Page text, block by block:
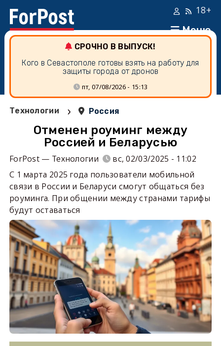
Меню
18+
СРОЧНО В ВЫПУСК!
Кого в Севастополе готовы взять на работу для
защиты города от дронов
пт, 07/08/2026 - 15:13
Технологии › Россия
Отменен роуминг между
Россией и Беларусью
ForPost — Технологии
вс, 02/03/2025 - 11:02
С 1 марта 2025 года пользователи мобильной
связи в России и Беларуси смогут общаться без
роуминга. При общении между странами тарифы
будут оставаться